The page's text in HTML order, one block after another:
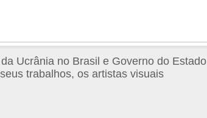
Ucrânia no Brasil e Governo do Estado
trabalhos, os artistas visuais